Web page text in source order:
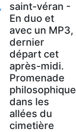
saint-véran -
En duo et
avec un MP3,
dernier
départ cet
après-midi.
Promenade
philosophique
dans les
allées du
cimetière